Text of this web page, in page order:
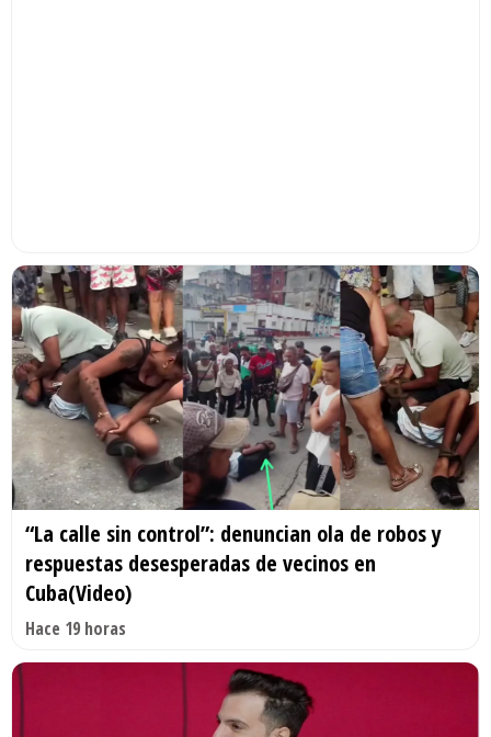
“La calle sin control”: denuncian ola de robos y
respuestas desesperadas de vecinos en
Cuba(Video)
Hace 19 horas